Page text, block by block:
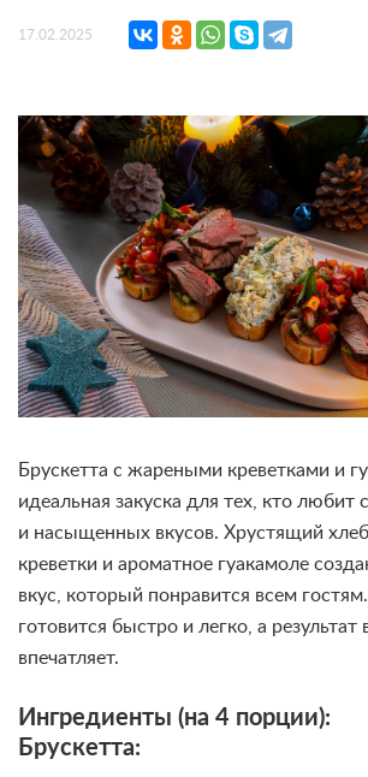
17.02.2025
Брускетта с жареными креветками и
идеальная закуска для тех, кто любит
и насыщенных вкусов. Хрустящий
креветки и ароматное гуакамоле
вкус, который понравится всем
готовится быстро и легко, а результат
впечатляет.
Ингредиенты (на 4 порции):
Брускетта: